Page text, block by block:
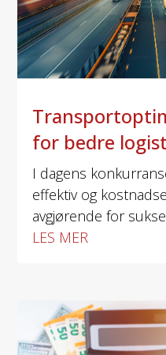
for bedre
I dagens
effektiv og
avgjørende for
LES MER